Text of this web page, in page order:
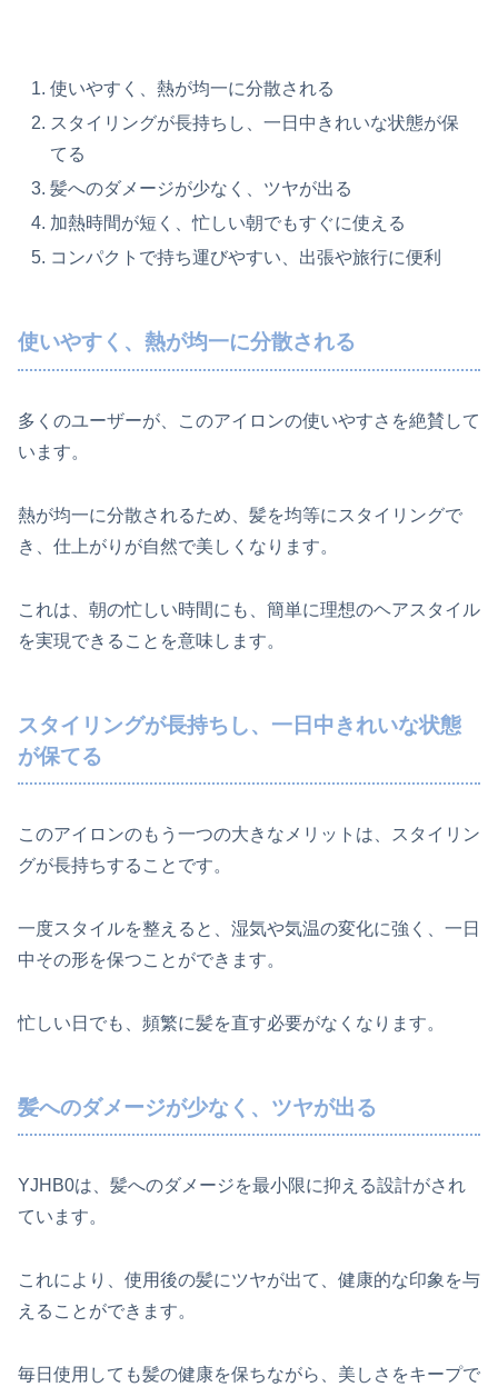
使いやすく、熱が均一に分散される
スタイリングが長持ちし、一日中きれいな状態が保
てる
髪へのダメージが少なく、ツヤが出る
加熱時間が短く、忙しい朝でもすぐに使える
コンパクトで持ち運びやすい、出張や旅行に便利
使いやすく、熱が均一に分散される
多くのユーザーが、このアイロンの使いやすさを絶賛して
います。
熱が均一に分散されるため、髪を均等にスタイリングで
き、仕上がりが自然で美しくなります。
これは、朝の忙しい時間にも、簡単に理想のヘアスタイル
を実現できることを意味します。
スタイリングが長持ちし、一日中きれいな状態
が保てる
このアイロンのもう一つの大きなメリットは、スタイリン
グが長持ちすることです。
一度スタイルを整えると、湿気や気温の変化に強く、一日
中その形を保つことができます。
忙しい日でも、頻繁に髪を直す必要がなくなります。
髪へのダメージが少なく、ツヤが出る
YJHB0は、髪へのダメージを最小限に抑える設計がされ
ています。
これにより、使用後の髪にツヤが出て、健康的な印象を与
えることができます。
毎日使用しても髪の健康を保ちながら、美しさをキープで